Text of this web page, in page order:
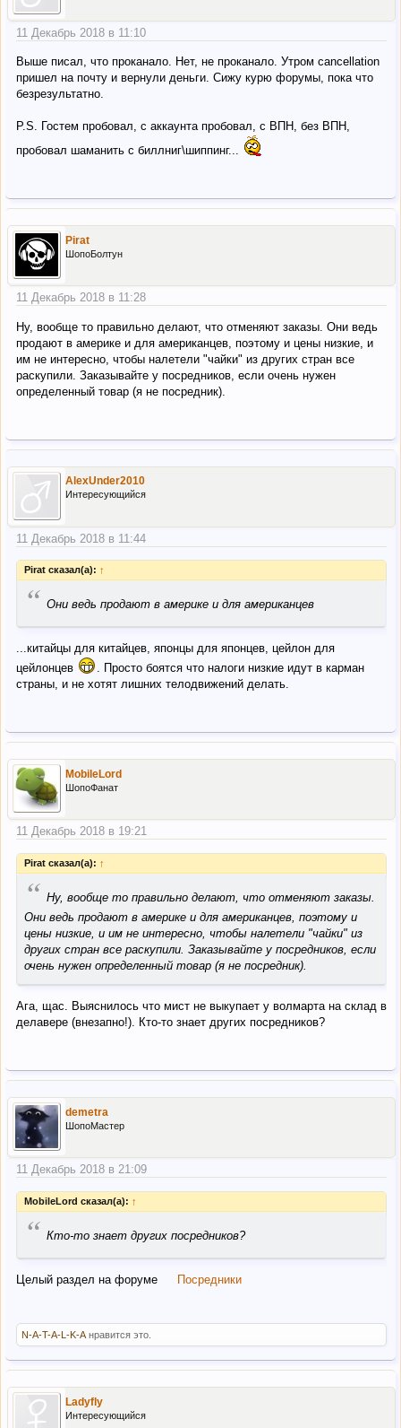
11 Декабрь 2018 в 11:10
Выше писал, что проканало. Нет, не проканало. Утром cancellation
пришел на почту и вернули деньги. Сижу курю форумы, пока что
безрезультатно.
P.S. Гостем пробовал, с аккаунта пробовал, с ВПН, без ВПН,
пробовал шаманить с биллниг\шиппинг...
Pirat
ШопоБолтун
11 Декабрь 2018 в 11:28
Ну, вообще то правильно делают, что отменяют заказы. Они ведь
продают в америке и для американцев, поэтому и цены низкие, и
им не интересно, чтобы налетели "чайки" из других стран все
раскупили. Заказывайте у посредников, если очень нужен
определенный товар (я не посредник).
AlexUnder2010
Интересующийся
11 Декабрь 2018 в 11:44
Pirat сказал(а): ↑
“ Они ведь продают в америке и для американцев
...китайцы для китайцев, японцы для японцев, цейлон для
цейлонцев
. Просто боятся что налоги низкие идут в карман
страны, и не хотят лишних телодвижений делать.
MobileLord
ШопоФанат
11 Декабрь 2018 в 19:21
Pirat сказал(а): ↑
“ Ну, вообще то правильно делают, что отменяют заказы.
Они ведь продают в америке и для американцев, поэтому и
цены низкие, и им не интересно, чтобы налетели "чайки" из
других стран все раскупили. Заказывайте у посредников, если
очень нужен определенный товар (я не посредник).
Ага, щас. Выяснилось что мист не выкупает у волмарта на склад в
делавере (внезапно!). Кто-то знает других посредников?
demetra
ШопоМастер
11 Декабрь 2018 в 21:09
MobileLord сказал(а): ↑
“ Кто-то знает других посредников?
Целый раздел на форуме Посредники
N-A-T-A-L-K-A нравится это.
Ladyfly
Интересующийся